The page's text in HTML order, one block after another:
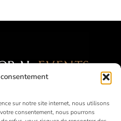
sur notre site internet, nous utilisons
consentement, nous pourrons
Tournées pour les